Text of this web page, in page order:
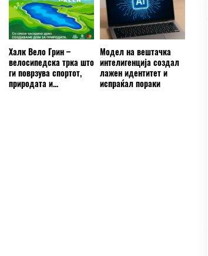
Халк Вело Грин –
велосипедска трка што
ги поврзува спортот,
природата и...
Модел на вештачка
интелигенција создал
лажен идентитет и
испраќал пораки